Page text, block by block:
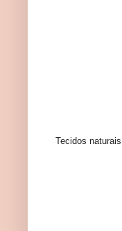
Tecidos naturais